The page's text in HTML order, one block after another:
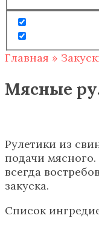
Главная »
Мясные
Рулетики из
подачи
всегда
закуска.
Список